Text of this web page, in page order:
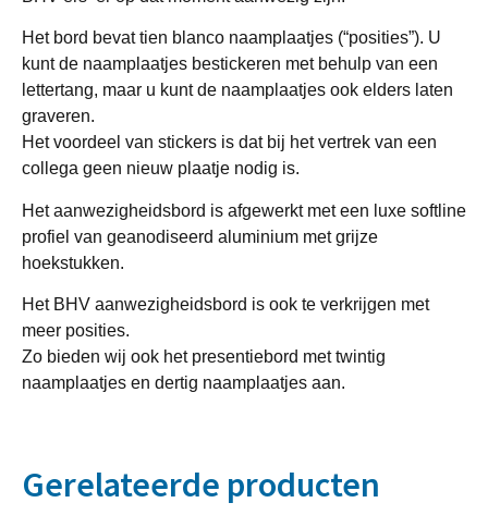
Het bord bevat tien blanco naamplaatjes (“posities”). U
kunt de naamplaatjes bestickeren met behulp van een
lettertang, maar u kunt de naamplaatjes ook elders laten
graveren.
Het voordeel van stickers is dat bij het vertrek van een
collega geen nieuw plaatje nodig is.
Het aanwezigheidsbord is afgewerkt met een luxe softline
profiel van geanodiseerd aluminium met grijze
hoekstukken.
Het BHV aanwezigheidsbord is ook te verkrijgen met
meer posities.
Zo bieden wij ook het presentiebord met twintig
naamplaatjes en dertig naamplaatjes aan.
Gerelateerde producten